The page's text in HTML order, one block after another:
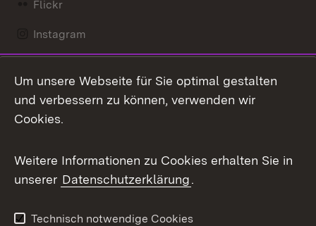
Flickr
Instagram
Mastodon
Messenger
Social Wall
X / Twitter
Youtube
Um unsere Webseite für Sie optimal gestalten
und verbessern zu können, verwenden wir
Cookies.
Weitere Informationen zu Cookies erhalten Sie in
unserer Datenschutzerklärung.
Technisch notwendige Cookies